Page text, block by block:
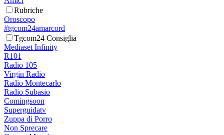
Rubriche
Oroscopo
#tgcom24amarcord
Tgcom24 Consiglia
Mediaset Infinity
R101
Radio 105
Virgin Radio
Radio Montecarlo
Radio Subasio
Comingsoon
Superguidatv
Zuppa di Porro
Non Sprecare